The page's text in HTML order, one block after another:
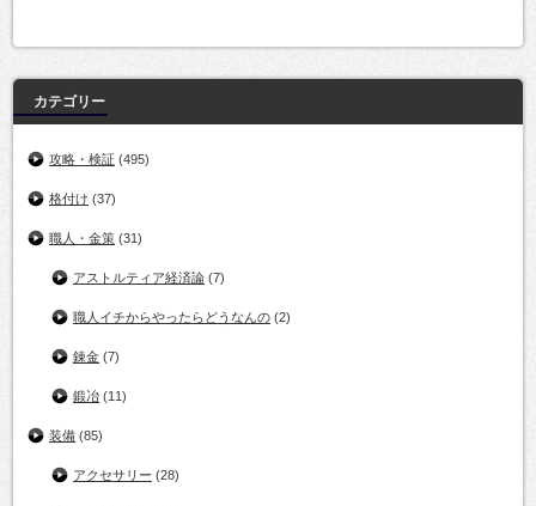
カテゴリー
攻略・検証 (495)
格付け (37)
職人・金策 (31)
アストルティア経済論 (7)
職人イチからやったらどうなんの (2)
錬金 (7)
鍛冶 (11)
装備 (85)
アクセサリー (28)